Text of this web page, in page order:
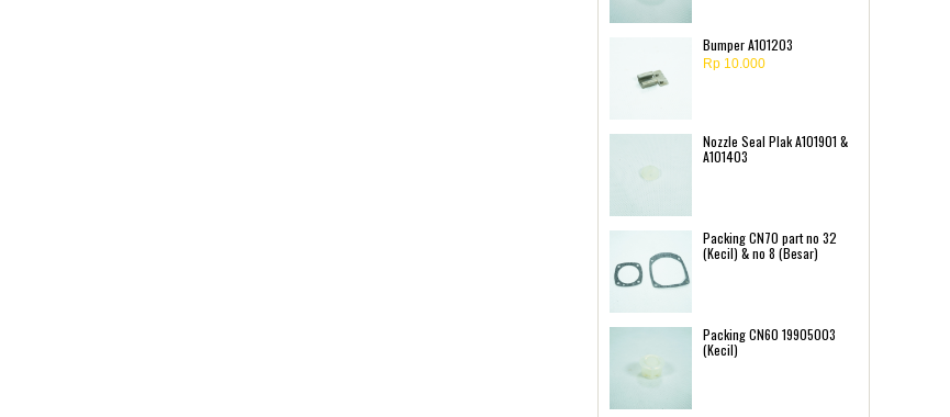
Bumper A101203
Rp 10.000
Nozzle Seal Plak A101901 &
A101403
Packing CN70 part no 32
(Kecil) & no 8 (Besar)
Packing CN60 19905003
(Kecil)